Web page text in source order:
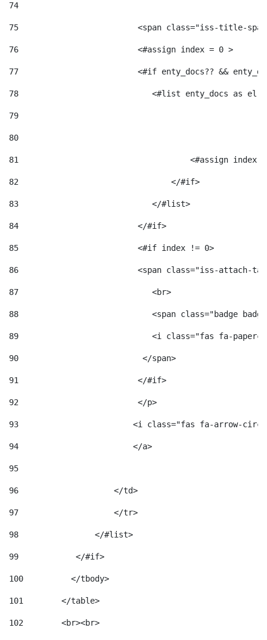
74
75
<span class="iss-title-
76
                         <#assign index = 0 >
77
<#if enty_docs?? &&
78
<#list enty_docs as el
79
80
81
<#assign index
82
                                </#if>
83
                            </#list>
84
                         </#if>
85
                         <#if index != 0>
86
<span class="iss-attach-
87
                            <br>
88
<span class="badge
89
<i class="fas fa-
90
</
91
</
92
                         </p>
93
<i class="fas fa-arrow-
94
                        </a>
95
96
                    </td>
97
                    </tr>
98
                </#list>
99
            </#if>
100
          </tbody>
101
        </table>
102
        <br><br>